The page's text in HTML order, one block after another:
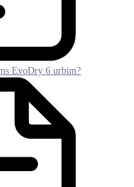
EvoDry 6 urbim?